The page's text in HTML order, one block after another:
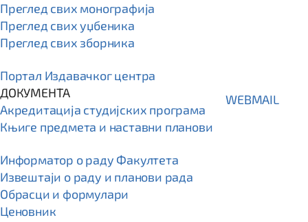
Преглед свих монографија
Преглед свих уџбеника
Преглед свих зборника
Портал Издавачког центра
ДОКУМЕНТА
Акредитација студијских програма
Књиге предмета и наставни планови
Информатор о раду Факултета
Извештаји о раду и планови рада
Обрасци и формулари
Ценовник
WEBMAIL